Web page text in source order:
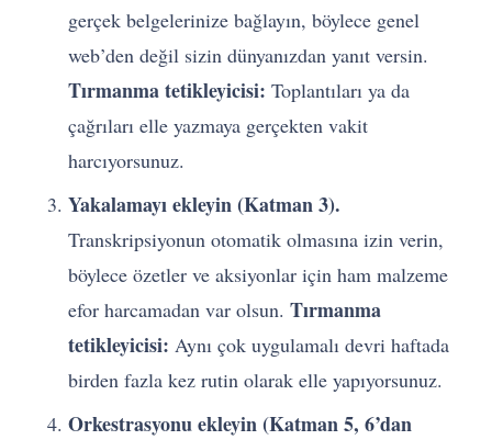
gerçek belgelerinize bağlayın, böylece genel
web’den değil sizin dünyanızdan yanıt versin.
Tırmanma tetikleyicisi: Toplantıları ya da
çağrıları elle yazmaya gerçekten vakit
harcıyorsunuz.
Yakalamayı ekleyin (Katman 3).
Transkripsiyonun otomatik olmasına izin verin,
böylece özetler ve aksiyonlar için ham malzeme
efor harcamadan var olsun.Tırmanma
tetikleyicisi: Aynı çok uygulamalı devri haftada
birden fazla kez rutin olarak elle yapıyorsunuz.
Orkestrasyonu ekleyin (Katman 5, 6’dan